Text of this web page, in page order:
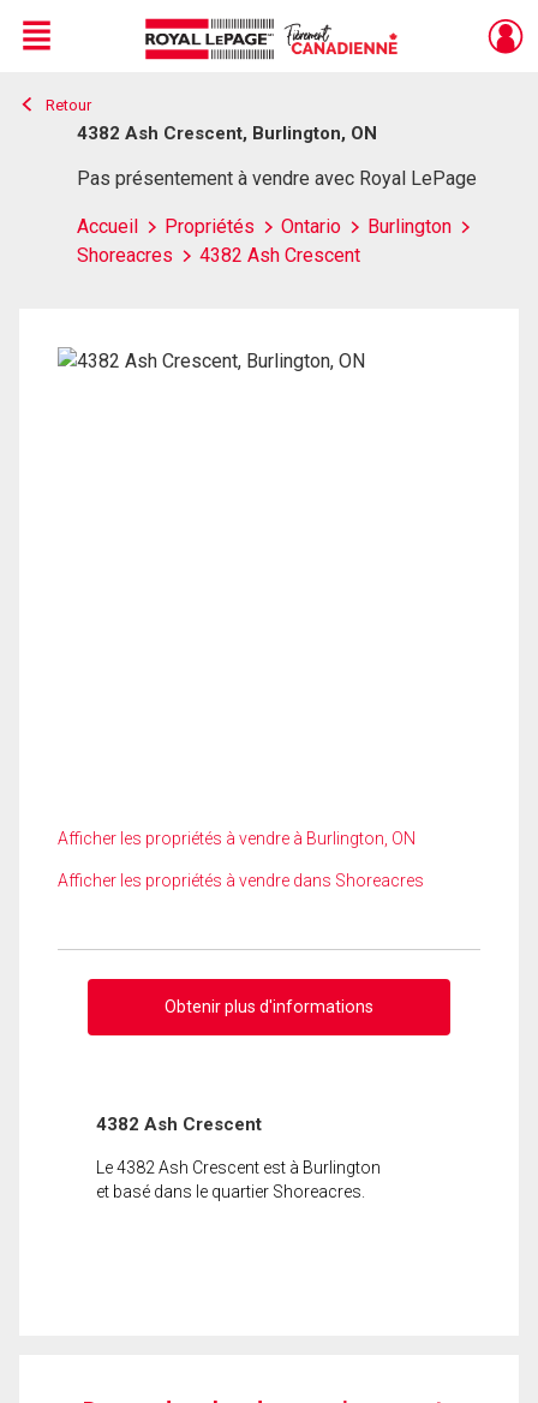
Live
En Direct
Menu
Retour
4382 Ash Crescent, Burlington, ON
Pas présentement à vendre avec Royal LePage
Accueil Propriétés Ontario
Burlington
Shoreacres
4382 Ash Crescent
Afficher les propriétés à vendre à Burlington, ON
Afficher les propriétés à vendre dans Shoreacres
Obtenir plus d'informations
4382 Ash Crescent
Le 4382 Ash Crescent est à Burlington
et basé dans le quartier Shoreacres.